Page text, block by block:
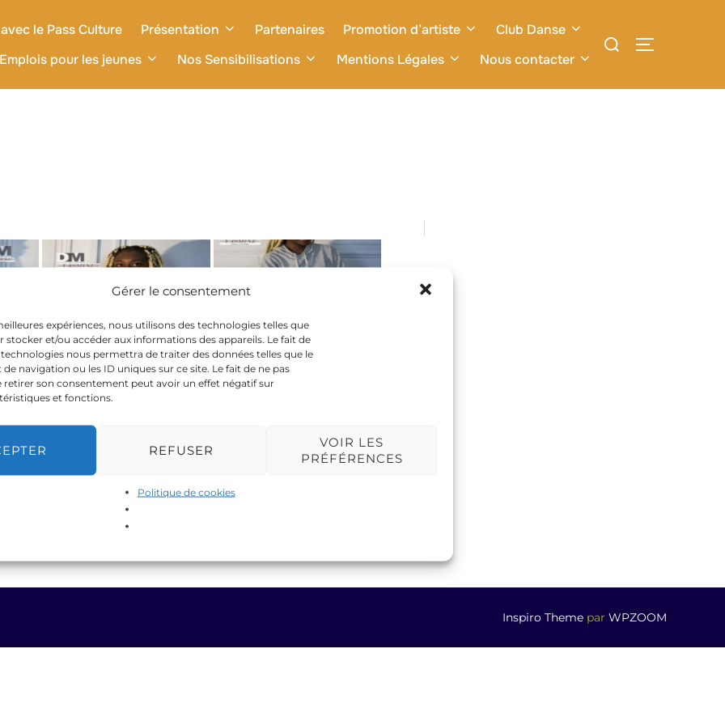
Gérer le consentement
expériences, nous utilisons des technologies telles que
stocker et/ou accéder aux informations des appareils. Le fait de
nous permettra de traiter des données telles que le
navigation ou les ID uniques sur ce site. Le fait de ne pas
retirer son consentement peut avoir un effet négatif sur
et fonctions.
REFUSER
VOIR LES
PRÉFÉRENCES
Politique de cookies
le Pass Culture Présentation Partenaires Promotion d’artiste
Club Danse
pour les jeunes
Nos Sensibilisations Mentions Légales Nous contacter
Inspiro Theme par WPZOOM